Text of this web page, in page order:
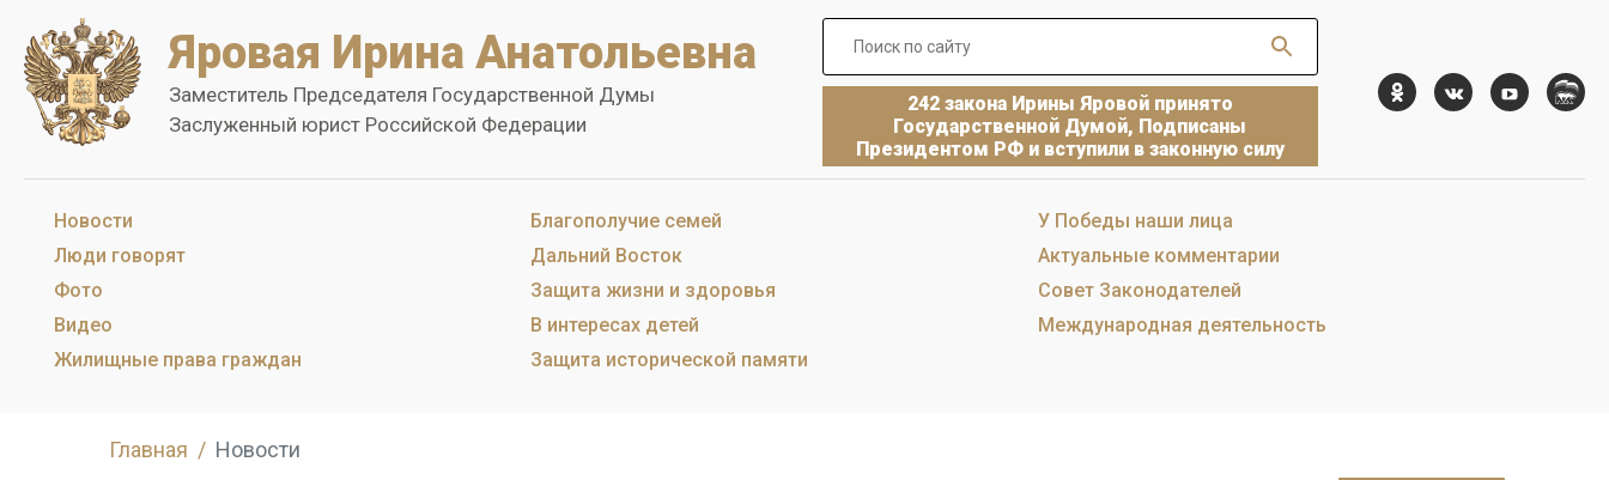
Яровая Ирина Анатольевна
Заместитель Председателя Государственной Думы
Заслуженный юрист Российской Федерации
242 закона Ирины Яровой принято
Государственной Думой, Подписаны
Президентом РФ и вступили в законную силу
Новости
Люди говорят
Фото
Видео
Жилищные права граждан
Благополучие семей
Дальний Восток
Защита жизни и здоровья
В интересах детей
Защита исторической памяти
У Победы наши лица
Актуальные комментарии
Совет Законодателей
Международная деятельность
Главная Новости